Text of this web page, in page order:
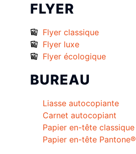
FLYER
Flyer classique
Flyer luxe
Flyer écologique
BUREAU
Liasse autocopiante
Carnet autocopiant
Papier en-tête classique
Papier en-tête Pantone®